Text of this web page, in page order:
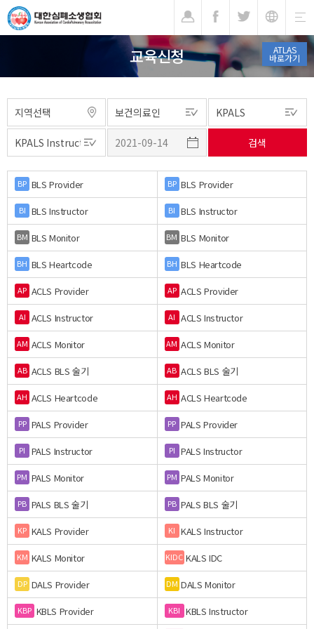
ATLAS
바로가기
교육신청
BP BLS Provider BP BLS Provider
BI BLS Instructor BI BLS Instructor
BM BLS Monitor BM BLS Monitor
BH BLS Heartcode BH BLS Heartcode
AP ACLS Provider AP ACLS Provider
AI ACLS Instructor AI ACLS Instructor
AM ACLS Monitor AM ACLS Monitor
AB ACLS BLS 술기 AB ACLS BLS 술기
AH ACLS Heartcode AH ACLS Heartcode
PP PALS Provider PP PALS Provider
PI PALS Instructor PI PALS Instructor
PM PALS Monitor PM PALS Monitor
PB PALS BLS 술기 PB PALS BLS 술기
KP KALS Provider KI KALS Instructor
KM KALS Monitor KIDC KALS IDC
DP DALS Provider DM DALS Monitor
KBP KBLS Provider KBI KBLS Instructor